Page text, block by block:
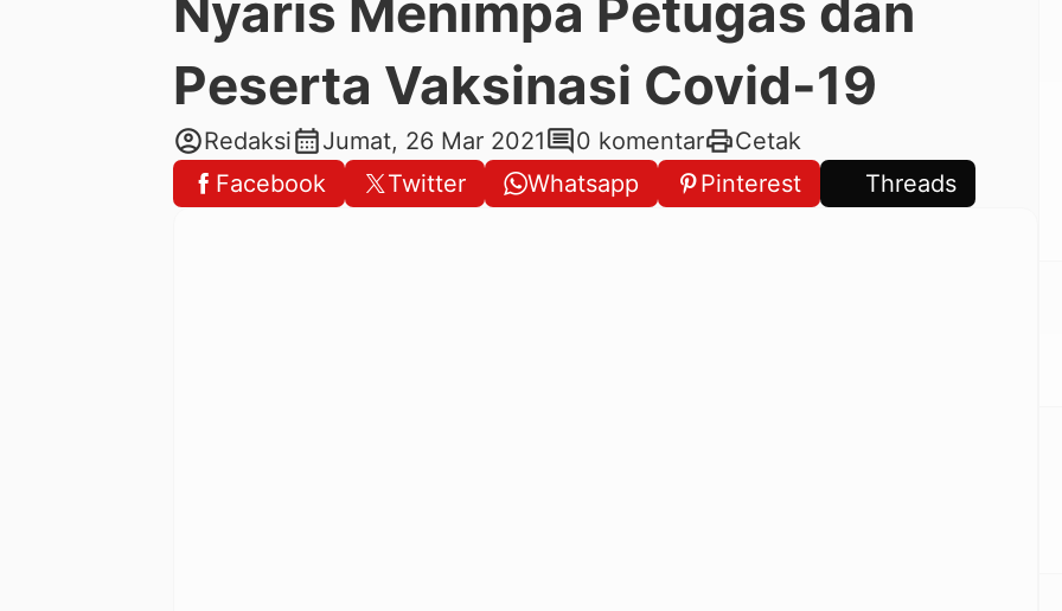
Peserta Vaksinasi Covid-19
account_circleRedaksicalendar_monthJumat, 26 Mar 2021comment0 komentarprintCetak
Facebook
Twitter Whatsapp Pinterest Threads